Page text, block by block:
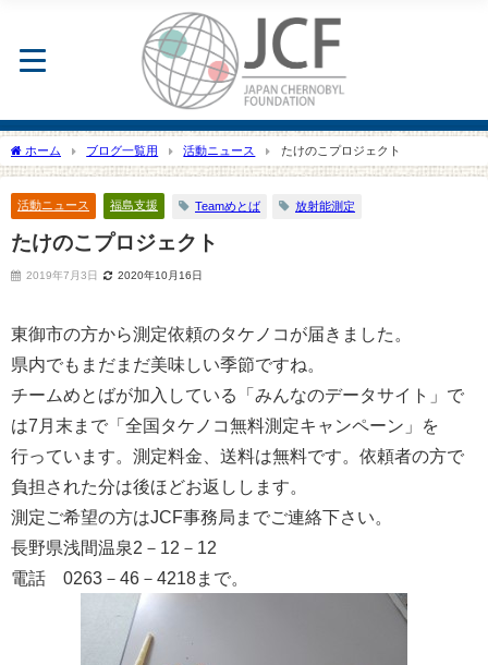
ホーム ブログ一覧用 活動ニュース たけのこプロジェクト
活動ニュース 福島支援 Teamめとば 放射能測定
たけのこプロジェクト
2019年7月3日 2020年10月16日
東御市の方から測定依頼のタケノコが届きました。
県内でもまだまだ美味しい季節ですね。
チームめとばが加入している「みんなのデータサイト」で
は7月末まで「全国タケノコ無料測定キャンペーン」を
行っています。測定料金、送料は無料です。依頼者の方で
負担された分は後ほどお返しします。
測定ご希望の方はJCF事務局までご連絡下さい。
長野県浅間温泉2－12－12
電話 0263－46－4218まで。